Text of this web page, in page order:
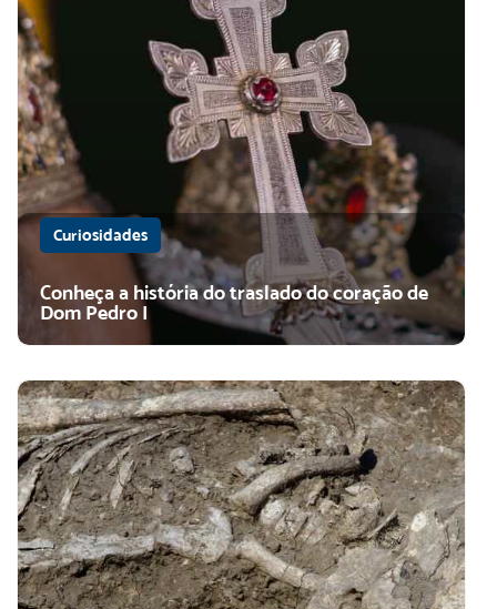
Curiosidades
Conheça a história do traslado do coração de
Dom Pedro I